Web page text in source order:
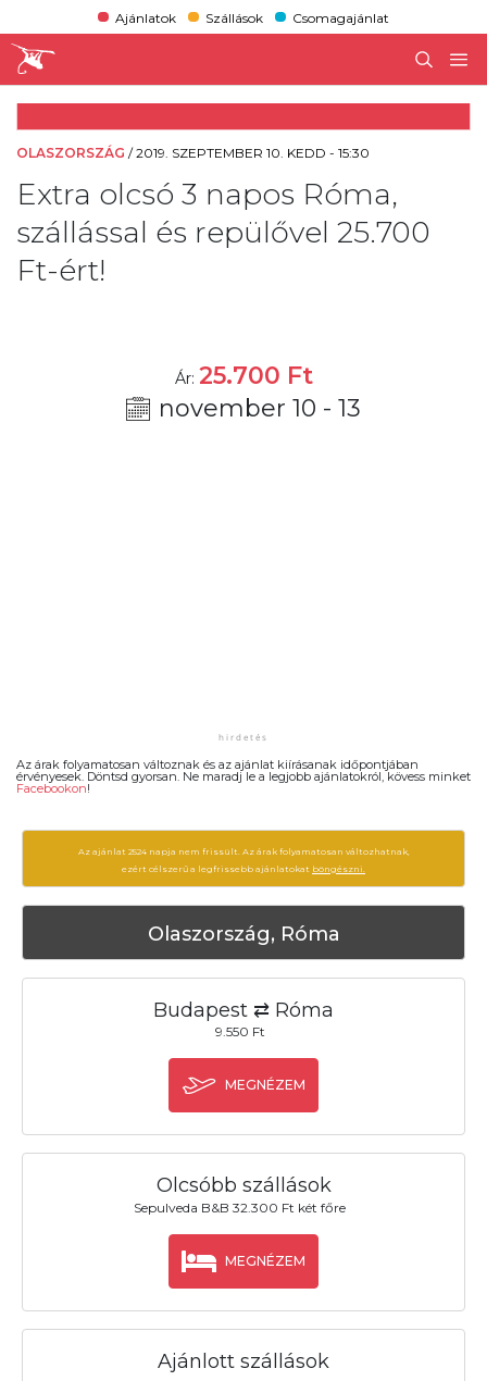
Ajánlatok Szállások Csomagajánlat
OLASZORSZÁG /2019. SZEPTEMBER 10. KEDD - 15:30
Extra olcsó 3 napos Róma,
szállással és repülővel 25.700
Ft-ért!
Ár: 25.700 Ft
november 10 - 13
Az árak folyamatosan változnak és az ajánlat kiírásanak időpontjában
érvényesek. Döntsd gyorsan. Ne maradj le a legjobb ajánlatokról, kövess minket
Facebookon!
Az ajánlat 2524 napja nem frissült. Az árak folyamatosan változhatnak,
ezért célszerű a legfrissebb ajánlatokat böngészni.
Olaszország, Róma
Budapest ⇄ Róma
9.550 Ft
MEGNÉZEM
Olcsóbb szállások
Sepulveda B&B 32.300 Ft két főre
MEGNÉZEM
Ajánlott szállások